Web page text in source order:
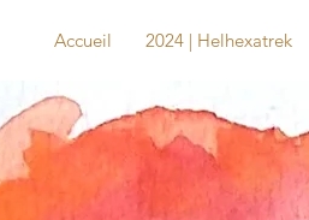
Accueil 2024 | Helhexatrek